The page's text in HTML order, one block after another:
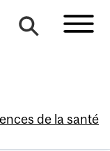
de la santé